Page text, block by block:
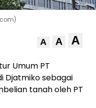
A A A
Umum PT
Djatmiko sebagai
tanah oleh PT